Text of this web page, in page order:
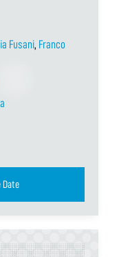
Fusani, Franco